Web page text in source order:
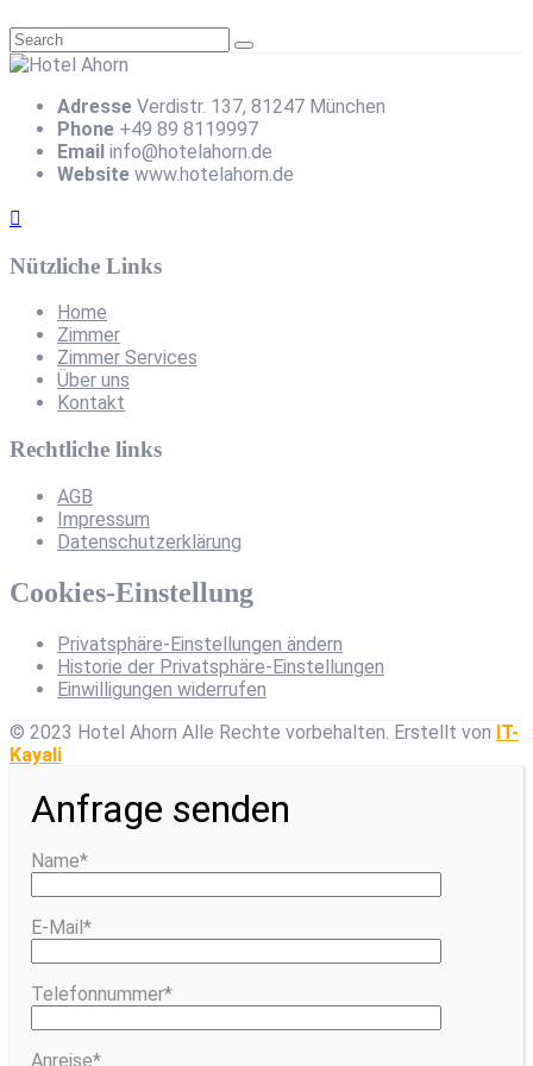
Adresse Verdistr. 137, 81247 München
Phone +49 89 8119997
Email info@hotelahorn.de
Website www.hotelahorn.de
Nützliche Links
Home
Zimmer
Zimmer Services
Über uns
Kontakt
Rechtliche links
AGB
Impressum
Datenschutzerklärung
Cookies-Einstellung
Privatsphäre-Einstellungen ändern
Historie der Privatsphäre-Einstellungen
Einwilligungen widerrufen
© 2023 Hotel Ahorn Alle Rechte vorbehalten. Erstellt von IT-
Kayali
Anfrage senden
Name*
E-Mail*
Telefonnummer*
Anreise*